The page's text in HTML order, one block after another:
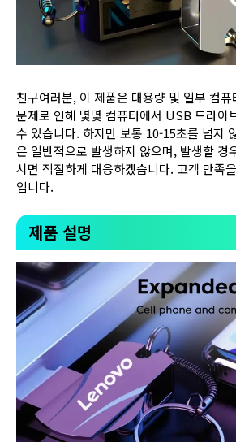
친구여러분, 이 제품은 대용량 및 일부 컴
문제로 인해 몇몇 컴퓨터에서 USB 드라이
수 있습니다. 하지만 보통 10-15초를 넘지
은 일반적으로 발생하지 않으며, 발생할 경
시면 적절하게 대응하겠습니다. 고객 만족
입니다.
제품 설명